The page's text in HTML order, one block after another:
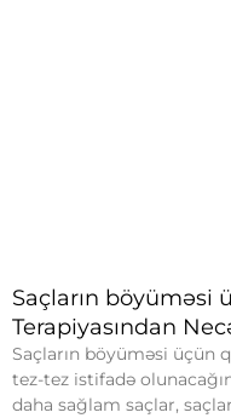
Saçların böyüməsi
Terapiyasından
Saçların böyüməsi üçün
tez-tez istifadə
daha sağlam saçlar,